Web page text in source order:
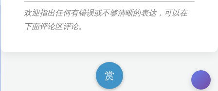
欢迎指出任何有错误或不够清晰的表达，可以在
下面评论区评论。
赏